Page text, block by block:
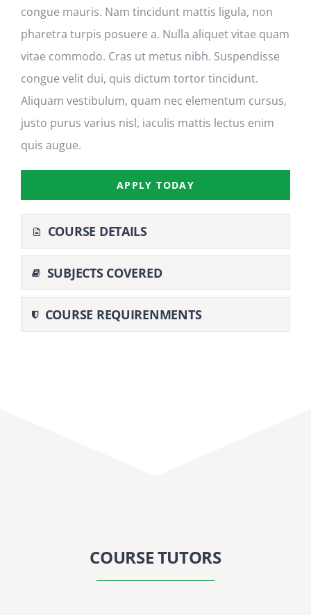
congue mauris. Nam tincidunt mattis ligula, non
pharetra turpis posuere a. Nulla aliquet vitae quam
vitae commodo. Cras ut metus nibh. Suspendisse
congue velit dui, quis dictum tortor tincidunt.
Aliquam vestibulum, quam nec elementum cursus,
justo purus varius nisl, iaculis mattis lectus enim
quis augue.
APPLY TODAY
COURSE DETAILS
SUBJECTS COVERED
COURSE REQUIRENMENTS
COURSE TUTORS